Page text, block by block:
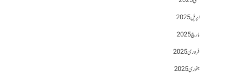
اپریل 2025
مارچ 2025
فروری 2025
جنوری 2025